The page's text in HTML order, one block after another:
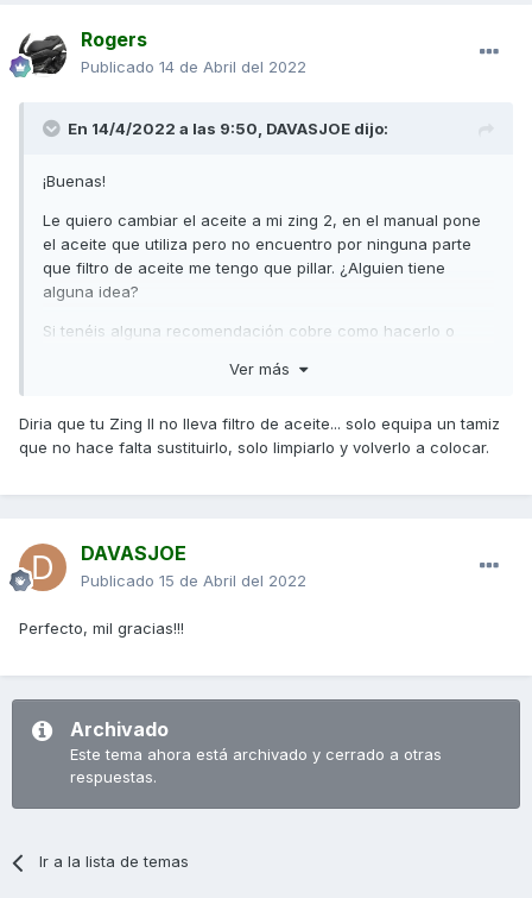
Rogers
Publicado 14 de Abril del 2022
En 14/4/2022 a las 9:50, DAVASJOE dijo:
¡Buenas!
Le quiero cambiar el aceite a mi zing 2, en el manual pone
el aceite que utiliza pero no encuentro por ninguna parte
que filtro de aceite me tengo que pillar. ¿Alguien tiene
alguna idea?
Si tenéis alguna recomendación cobre como hacerlo o
hecho ha sido verme 200mil videos y tengo confianza como
¡Un saludo chicos!
Ver más
Diria que tu Zing II no lleva filtro de aceite... solo equipa un tamiz
que no hace falta sustituirlo, solo limpiarlo y volverlo a colocar.
DAVASJOE
Publicado 15 de Abril del 2022
Perfecto, mil gracias!!!
Archivado
Este tema ahora está archivado y cerrado a otras
respuestas.
Ir a la lista de temas